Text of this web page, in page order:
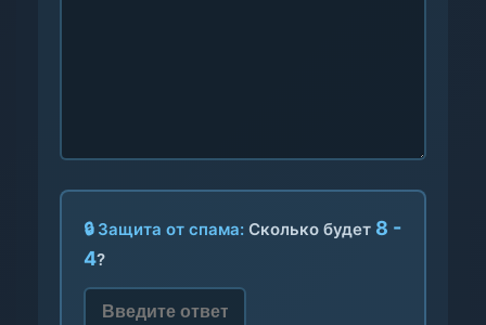
🔒 Защита от спама: Сколько будет 8 -
4?